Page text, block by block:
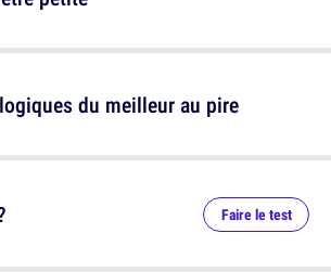
du meilleur au pire
Faire le test